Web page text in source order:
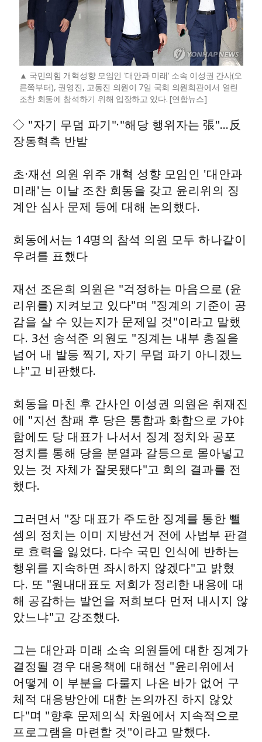
국민의힘 개혁성향 모임인 '대안과 미래' 소속 이성권 간사(오
른쪽부터), 권영진, 고동진 의원이 7일 국회 의원회관에서 열린
조찬 회동에 참석하기 위해 입장하고 있다. [연합뉴스]
◇ "자기 무덤 파기"·"해당 행위자는 張"…反
장동혁측 반발
초·재선 의원 위주 개혁 성향 모임인 '대안과
미래'는 이날 조찬 회동을 갖고 윤리위의 징
계안 심사 문제 등에 대해 논의했다.
회동에서는 14명의 참석 의원 모두 하나같이
우려를 표했다
재선 조은희 의원은 "걱정하는 마음으로 (윤
리위를) 지켜보고 있다"며 "징계의 기준이 공
감을 살 수 있는지가 문제일 것"이라고 말했
다. 3선 송석준 의원도 "징계는 내부 총질을
넘어 내 발등 찍기, 자기 무덤 파기 아니겠느
냐"고 비판했다.
회동을 마친 후 간사인 이성권 의원은 취재진
에 "지선 참패 후 당은 통합과 화합으로 가야
함에도 당 대표가 나서서 징계 정치와 공포
정치를 통해 당을 분열과 갈등으로 몰아넣고
있는 것 자체가 잘못됐다"고 회의 결과를 전
했다.
그러면서 "장 대표가 주도한 징계를 통한 뺄
셈의 정치는 이미 지방선거 전에 사법부 판결
로 효력을 잃었다. 다수 국민 인식에 반하는
행위를 지속하면 좌시하지 않겠다"고 밝혔
다. 또 "원내대표도 저희가 정리한 내용에 대
해 공감하는 발언을 저희보다 먼저 내시지 않
았느냐"고 강조했다.
그는 대안과 미래 소속 의원들에 대한 징계가
결정될 경우 대응책에 대해선 "윤리위에서
어떻게 이 부분을 다룰지 나온 바가 없어 구
체적 대응방안에 대한 논의까진 하지 않았
다"며 "향후 문제의식 차원에서 지속적으로
프로그램을 마련할 것"이라고 말했다.